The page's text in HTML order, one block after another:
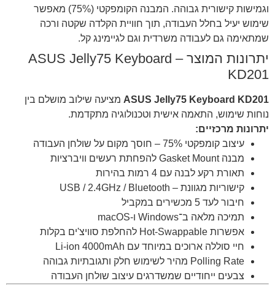
וגמישות קישורית גבוהה. המבנה הקומפקטי (75%) מאפשר
שימוש יעיל בחלל העבודה, תוך חוויית הקלדה שקטה ורכה
שמתאימה גם לעבודה משרדית וגם לגיימינג קל.
יתרונות המוצר – ASUS Jelly75 Keyboard
KD201
ASUS Jelly75 Keyboard KD201 מציעה שילוב מושלם בין
נוחות שימוש, התאמה אישית וטכנולוגיה מתקדמת.
יתרונות מרכזיים:
עיצוב קומפקטי 75% – חוסך מקום על שולחן העבודה
מבנה Gasket Mount להפחתת רעשים וויברציות
תאורת רקע לבנה עם 4 רמות בהירות
קישוריות מגוונת – USB / ‎2.4GHz / Bluetooth
חיבור לעד 5 מכשירים במקביל
תמיכה מלאה ב־Windows ו-macOS
אפשרות Hot-Swappable להחלפת סוויצ'ים בקלות
חיי סוללה ארוכים במיוחד עם Li-ion 4000mAh
Polling Rate מהיר לשימוש חלק ותגובתיות גבוהה
צבעים ייחודיים שמשדרגים עיצוב שולחן העבודה